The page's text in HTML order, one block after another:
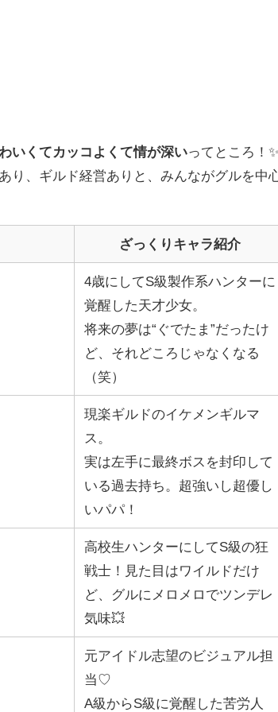
いくてカッコよくて情が深いってところ！
り、ギルド経営ありと、みんながグルを中
ざっくりキャラ紹介
4歳にしてS級製作系ハンターに
覚醒した天才少女。
将来の夢は“ぐでたま”だったけ
ど、それどころじゃなくなる
（笑）
現楽ギルドのイケメンギルマ
ス。
実は左手に最終ボスを封印して
いる過去持ち。超強いし超優し
いパパ！
高校生ハンターにしてS級の狂
戦士！見た目はワイルドだけ
ど、グルにメロメロでツンデレ
気味💥
元アイドル志望のビジュアル担
当♡
A級からS級に覚醒した苦労人